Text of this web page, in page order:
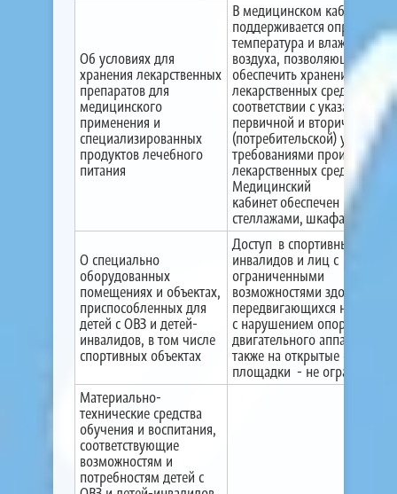
Об условиях для
хранения лекарственных
препаратов для
медицинского
применения и
специализированных
продуктов лечебного
питания
В медицинском кабинете
поддерживается
температура и влажность
воздуха, позволяющие
обеспечить хранение
лекарственных средств в
соответствии с указанными
первичной и вторичной
(потребительской) упаковке
требованиями
лекарственных средств.
Медицинский
кабинет обеспечен
стеллажами, шкафами.
О специально
оборудованных
помещениях и объектах,
приспособленных для
детей с ОВЗ и детей-
инвалидов, в том числе
спортивных объектах
Доступ в спортивный зал
инвалидов и лиц с
ограниченными
возможностями здоровья,
передвигающихся на
с нарушением опорно-
двигательного аппарата, а
также на открытые
площадки - не ограничен.
Материально-
технические средства
обучения и воспитания,
соответствующие
возможностям и
потребностям детей с